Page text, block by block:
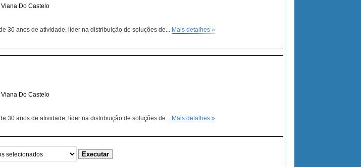
Do Castelo
30 anos de atividade, líder na distribuição de soluções de... Mais detalhes »
Do Castelo
30 anos de atividade, líder na distribuição de soluções de... Mais detalhes »